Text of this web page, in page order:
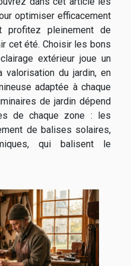
optimiser efficacement
profitez pleinement de
cet été. Choisir les bons
extérieur joue un
valorisation du jardin, en
adaptée à chaque
de jardin dépend
de chaque zone : les
de balises solaires,
qui balisent le